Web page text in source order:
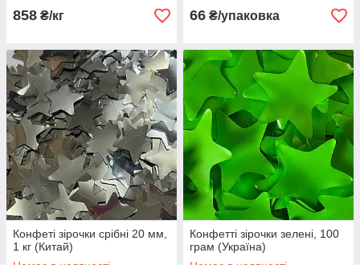
858 ₴/кг 66 ₴/упаковка
Конфеті зірочки срібні 20 мм,
1 кг (Китай)
Конфетті зірочки зелені, 100
грам (Україна)